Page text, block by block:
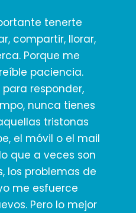
tenerte
compartir, llorar,
Porque me
paciencia.
responder,
nunca tienes
tristonas
el móvil o el mail
que a veces son
los problemas de
me esfuerce
Pero lo mejor